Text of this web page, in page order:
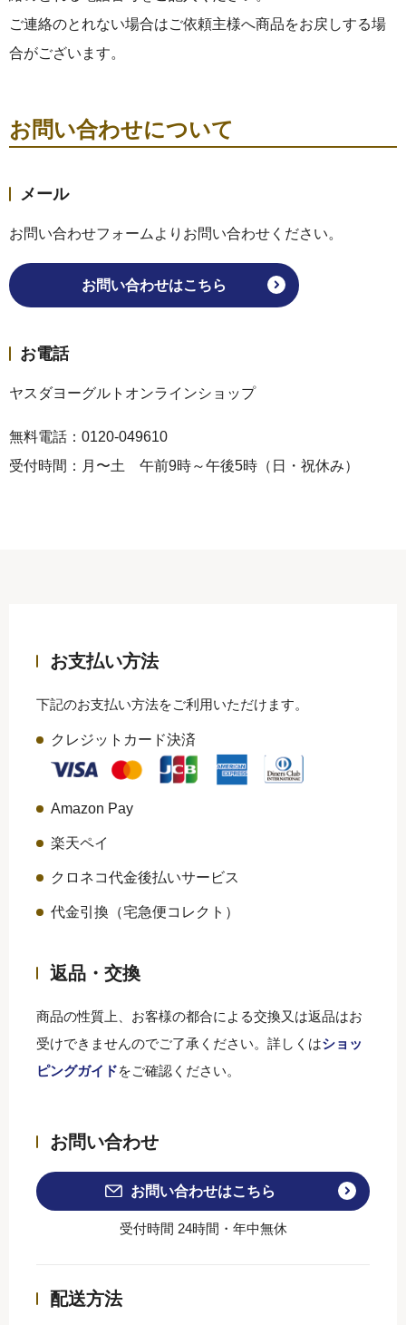
ご連絡のとれない場合はご依頼主様へ商品をお戻しする場
合がございます。
お問い合わせについて
メール
お問い合わせフォームよりお問い合わせください。
お問い合わせはこちら
お電話
ヤスダヨーグルトオンラインショップ
無料電話：0120-049610
受付時間：月〜土 午前9時～午後5時（日・祝休み）
お支払い方法
下記のお支払い方法をご利用いただけます。
クレジットカード決済
Amazon Pay
楽天ペイ
クロネコ代金後払いサービス
代金引換（宅急便コレクト）
返品・交換
商品の性質上、お客様の都合による交換又は返品はお
受けできませんのでご了承ください。詳しくはショッ
ピングガイドをご確認ください。
お問い合わせ
お問い合わせはこちら
受付時間 24時間・年中無休
配送方法